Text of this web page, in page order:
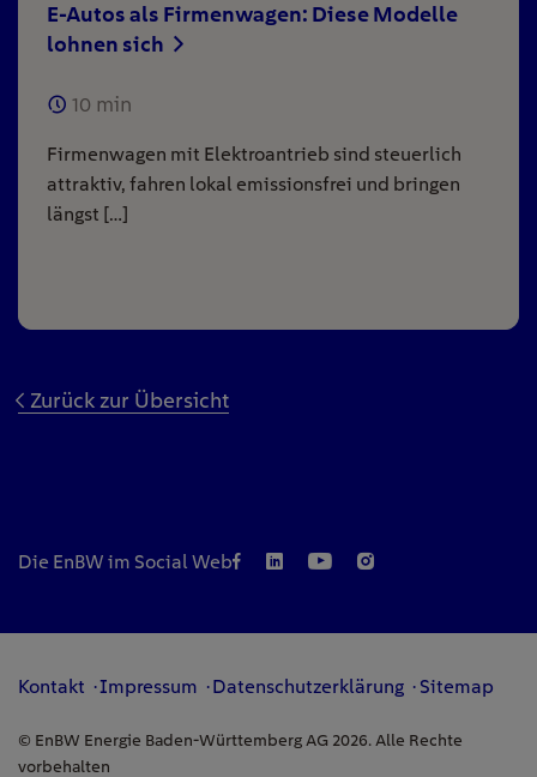
E-Autos als Firmenwagen: Diese Modelle
lohnen sich
10 min
Firmenwagen mit Elektroantrieb sind steuerlich
attraktiv, fahren lokal emissionsfrei und bringen
längst […]
Zurück zur Übersicht
Die EnBW im Social Web
Kontakt Impressum Datenschutzerklärung Sitemap
© EnBW Energie Baden-Württemberg AG 2026. Alle Rechte
vorbehalten